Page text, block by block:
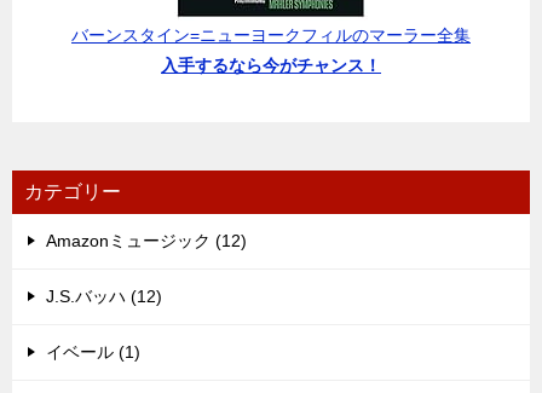
バーンスタイン=ニューヨークフィルのマーラー全集
入手するなら今がチャンス！
カテゴリー
Amazonミュージック (12)
J.S.バッハ (12)
イベール (1)